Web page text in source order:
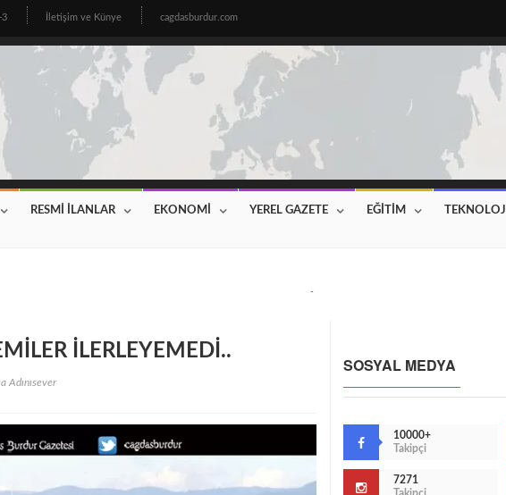
İletişim ve Künye cagdasburdur.com
RESMİ İLANLAR EKONOMİ YEREL GAZETE EĞİTİM TEKNOLOJİ
BEKLEDİĞİ HABER GELDİ! 2026 YILI FİYATLAR AÇIKLANDI
İLERLEYEMEDİ..
Adınısever
SOSYAL MEDYA
10000+
Takipçi
7271